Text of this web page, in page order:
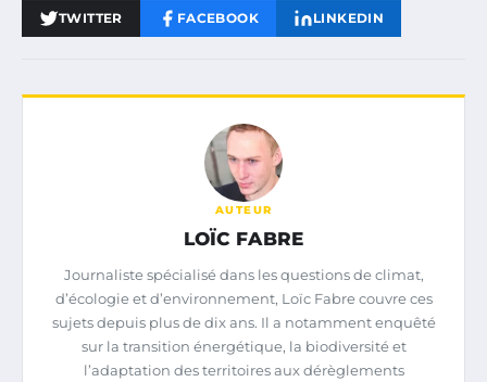
TWITTER FACEBOOK LINKEDIN
AUTEUR
LOÏC FABRE
Journaliste spécialisé dans les questions de climat,
d’écologie et d’environnement, Loïc Fabre couvre ces
sujets depuis plus de dix ans. Il a notamment enquêté
sur la transition énergétique, la biodiversité et
l’adaptation des territoires aux dérèglements